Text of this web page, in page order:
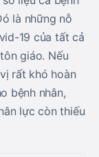
là những nỗ
19 của tất cả
giáo. Nếu
rất khó hoàn
bệnh nhân,
lực còn thiếu